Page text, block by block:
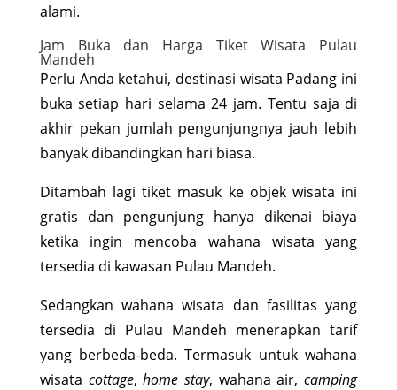
alami.
Jam Buka dan Harga Tiket Wisata Pulau
Mandeh
Perlu Anda ketahui, destinasi wisata Padang ini
buka setiap hari selama 24 jam. Tentu saja di
akhir pekan jumlah pengunjungnya jauh lebih
banyak dibandingkan hari biasa.
Ditambah lagi tiket masuk ke objek wisata ini
gratis dan pengunjung hanya dikenai biaya
ketika ingin mencoba wahana wisata yang
tersedia di kawasan Pulau Mandeh.
Sedangkan wahana wisata dan fasilitas yang
tersedia di Pulau Mandeh menerapkan tarif
yang berbeda-beda. Termasuk untuk wahana
wisata cottage,home stay, wahana air,camping